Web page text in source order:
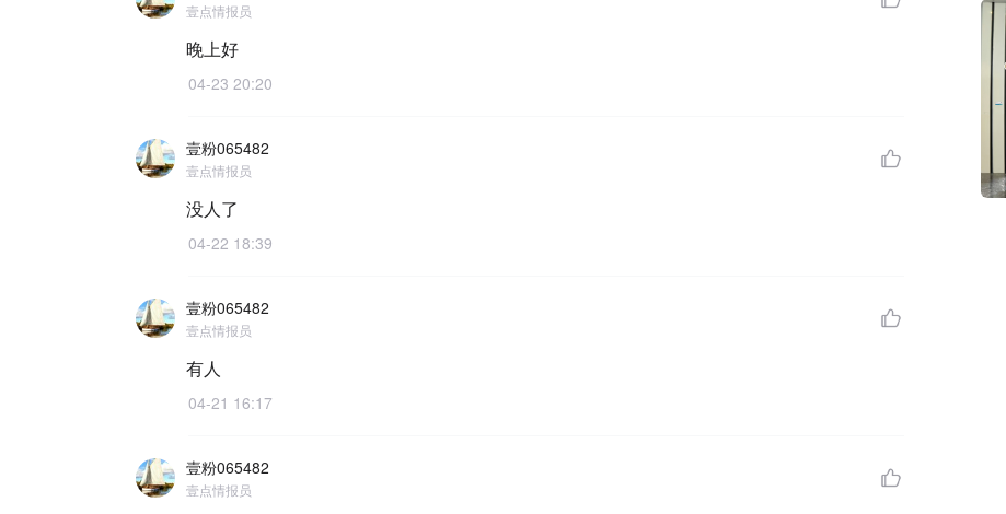
壹点情报员
晚上好
04-23 20:20
壹粉065482
壹点情报员
没人了
04-22 18:39
壹粉065482
壹点情报员
有人
04-21 16:17
壹粉065482
壹点情报员